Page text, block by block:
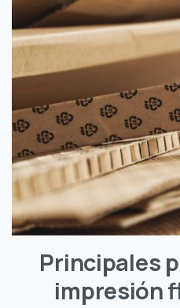
Principales
impresión